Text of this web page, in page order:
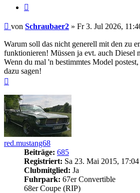
Beitrag
von Schraubaer2 » Fr 3. Jul 2026,
Warum soll das nicht generell mit den zu
funktionieren! Müssen ja evt. auch Diesel
Wenn du mal 'n bestimmtes Model
dazu sagen!
red.mustang68
Beiträge: 685
Registriert: Sa 23. Mai 2015, 17:04
Clubmitglied: Ja
Fuhrpark: 67er Convertible
68er Coupe (RIP)